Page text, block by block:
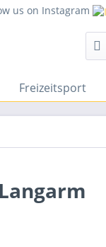
us on Instagram
Freizeitsport